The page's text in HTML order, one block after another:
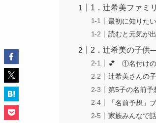
1．辻希美ファミ
最初に知りた
読むと元気が
2．辻希美の子供
💕 ①名付けの
辻希美さんの
第5子の名前
「名前予想」
家族みんなで